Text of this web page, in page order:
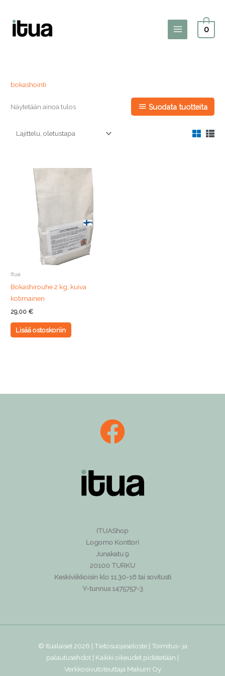
Main
0
bokashointi
Näytetään ainoa tulos Suodata tuotteita
Itua
Bokashirouhe 2 kg, kuiva
kotimainen
29,00 €
Lisää ostoskoriin
ITUAShop
Logomo Konttori
Junakatu 9
20100 TURKU
Keskiviikkoisin klo 11.30-16 tai sovitusti
Y-tunnus 1475757-3
© Itualaiset 2026 | Tietosuojaseloste| Toimitus- ja
palautusehdot | Kaikki oikeudet pidätetään |
Verkkosivutoteuttaja Makum Oy